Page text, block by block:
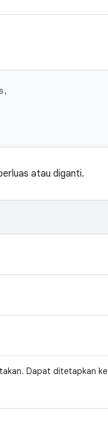
atau diganti.
Dapat ditetapkan ke